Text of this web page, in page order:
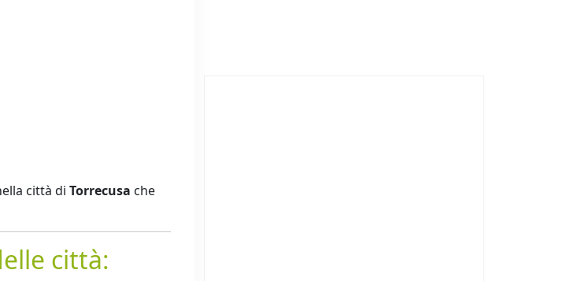
città di Torrecusa che
città: